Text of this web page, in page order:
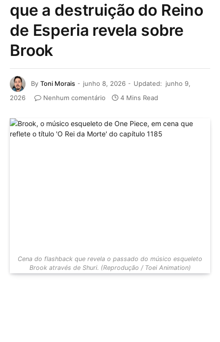
que a destruição do Reino
de Esperia revela sobre
Brook
By Toni Morais junho 8, 2026 Updated: junho 9,
2026
Nenhum comentário 4 Mins Read
Cena do flashback que revela o passado do músico esqueleto
Brook através de Shuri. (Reprodução / Toei Animation)